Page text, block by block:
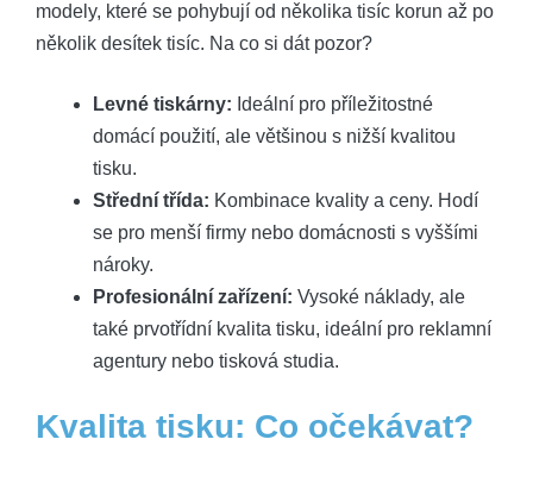
modely, které se pohybují⁤ od několika tisíc‌ korun⁣ až‍ po
několik⁣ desítek⁢ tisíc. Na co⁣ si ⁣dát pozor?
Levné tiskárny: Ideální pro příležitostné
domácí použití, ale většinou​ s nižší kvalitou⁢
tisku.
Střední třída: Kombinace⁢ kvality a ceny. Hodí
se pro menší firmy nebo domácnosti s vyššími
nároky.
Profesionální zařízení: Vysoké náklady, ale
také⁣ prvotřídní kvalita ‍tisku, ideální pro reklamní
agentury nebo⁤ tisková studia.
Kvalita tisku: Co ⁤očekávat?